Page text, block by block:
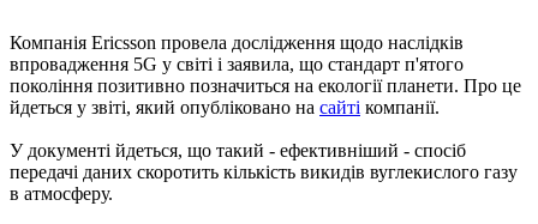
Компанія Ericsson провела дослідження щодо наслідків
впровадження 5G у світі і заявила, що стандарт п'ятого
покоління позитивно позначиться на екології планети. Про це
йдеться у звіті, який опубліковано на сайті компанії.
У документі йдеться, що такий - ефективніший - спосіб
передачі даних скоротить кількість викидів вуглекислого газу
в атмосферу.